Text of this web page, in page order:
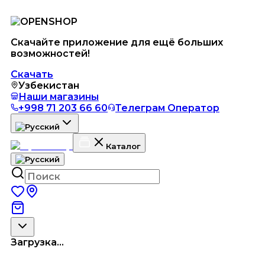
Скачайте приложение для ещё больших
возможностей!
Скачать
Узбекистан
Наши магазины
+998 71 203 66 60
Телеграм Оператор
Каталог
Загрузка...